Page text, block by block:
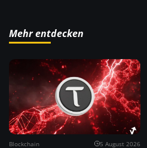
Mehr entdecken
Blockchain 5 August 2026